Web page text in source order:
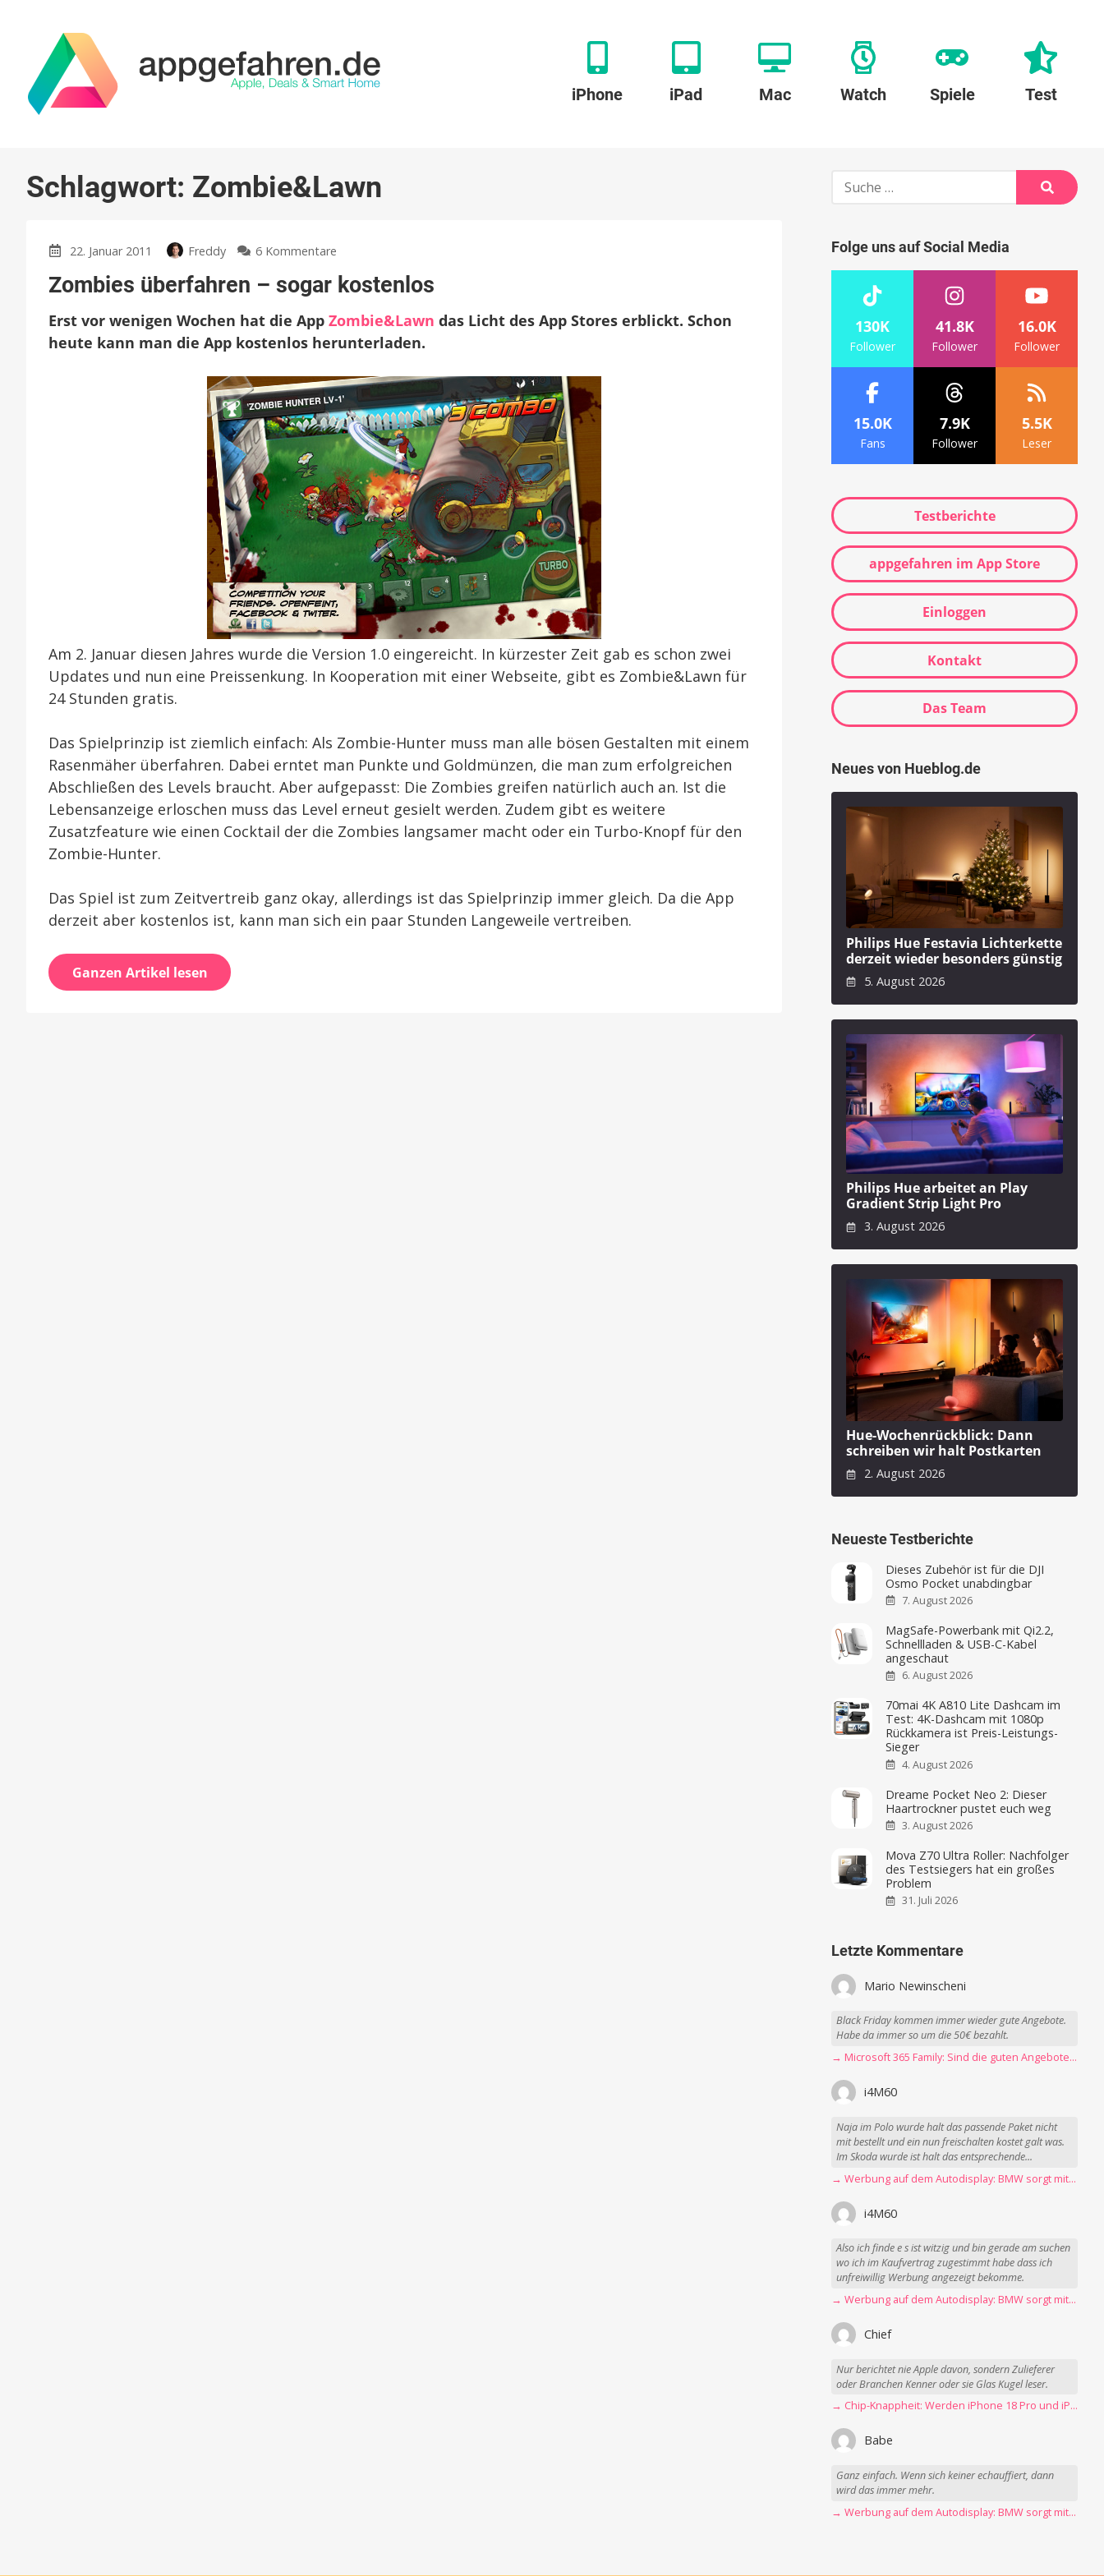
iPhone iPad Mac Watch Spiele Test
Schlagwort: Zombie&Lawn
22. Januar 2011 Freddy 6 Kommentare
überfahren
sogar
kostenlos
Zombies überfahren – sogar kostenlos
Erst vor wenigen Wochen hat die App Zombie&Lawn das Licht des App Stores erblickt. Schon
heute kann man die App kostenlos herunterladen.
Am 2. Januar diesen Jahres wurde die Version 1.0 eingereicht. In kürzester Zeit gab es schon zwei
Updates und nun eine Preissenkung. In Kooperation mit einer Webseite, gibt es Zombie&Lawn für
24 Stunden gratis.
Das Spielprinzip ist ziemlich einfach: Als Zombie-Hunter muss man alle bösen Gestalten mit einem
Rasenmäher überfahren. Dabei erntet man Punkte und Goldmünzen, die man zum erfolgreichen
Abschließen des Levels braucht. Aber aufgepasst: Die Zombies greifen natürlich auch an. Ist die
Lebensanzeige erloschen muss das Level erneut gesielt werden. Zudem gibt es weitere
Zusatzfeature wie einen Cocktail der die Zombies langsamer macht oder ein Turbo-Knopf für den
Zombie-Hunter.
Das Spiel ist zum Zeitvertreib ganz okay, allerdings ist das Spielprinzip immer gleich. Da die App
derzeit aber kostenlos ist, kann man sich ein paar Stunden Langeweile vertreiben.
Ganzen Artikel lesen
Suche
Suche
Folge uns auf Social Media
130K
Follower
41.8K
Follower
16.0K
Follower
15.0K
Fans
7.9K
Follower
5.5K
Leser
Testberichte
appgefahren im App Store
Einloggen
Kontakt
Das Team
Neues von Hueblog.de
Philips Hue Festavia Lichterkette
derzeit wieder besonders günstig
5. August 2026
Philips Hue arbeitet an Play
Gradient Strip Light Pro
3. August 2026
Hue-Wochenrückblick: Dann
schreiben wir halt Postkarten
2. August 2026
Neueste Testberichte
Dieses Zubehör ist für die DJI
Osmo Pocket unabdingbar
7. August 2026
MagSafe-Powerbank mit Qi2.2,
Schnellladen & USB-C-Kabel
angeschaut
6. August 2026
70mai 4K A810 Lite Dashcam im
Test: 4K-Dashcam mit 1080p
Rückkamera ist Preis-Leistungs-
Sieger
4. August 2026
Dreame Pocket Neo 2: Dieser
Haartrockner pustet euch weg
3. August 2026
Mova Z70 Ultra Roller: Nachfolger
des Testsiegers hat ein großes
Problem
31. Juli 2026
Letzte Kommentare
Mario Newinscheni
Black Friday kommen immer wieder gute Angebote.
Habe da immer so um die 50€ bezahlt.
→ Microsoft 365 Family: Sind die guten Angebote vorbei?
i4M60
Naja im Polo wurde halt das passende Paket nicht
mit bestellt und ein nun freischalten kostet galt was.
Im Skoda wurde ist halt das entsprechende...
→ Werbung auf dem Autodisplay: BMW sorgt mit Spider-Man-Werbung für scharfe Kritik
i4M60
Also ich finde e s ist witzig und bin gerade am suchen
wo ich im Kaufvertrag zugestimmt habe dass ich
unfreiwillig Werbung angezeigt bekomme.
→ Werbung auf dem Autodisplay: BMW sorgt mit Spider-Man-Werbung für scharfe Kritik
Chief
Nur berichtet nie Apple davon, sondern Zulieferer
oder Branchen Kenner oder sie Glas Kugel leser.
→ Chip-Knappheit: Werden iPhone 18 Pro und iPhone Ultra rechtzeitig fertig?
Babe
Ganz einfach. Wenn sich keiner echauffiert, dann
wird das immer mehr.
→ Werbung auf dem Autodisplay: BMW sorgt mit Spider-Man-Werbung für scharfe Kritik